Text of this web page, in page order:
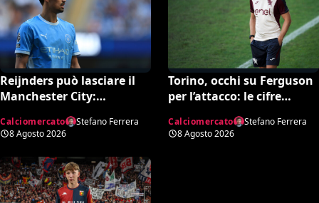
Reijnders può lasciare il
Manchester City:
pressing
Calciomercato
Stefano Ferrera
8 Agosto 2026
Torino, occhi su Ferguson
per l’attacco: le cifre
Calciomercato
Stefano Ferrera
8 Agosto 2026